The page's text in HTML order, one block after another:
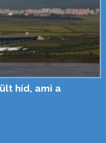
híd, ami a